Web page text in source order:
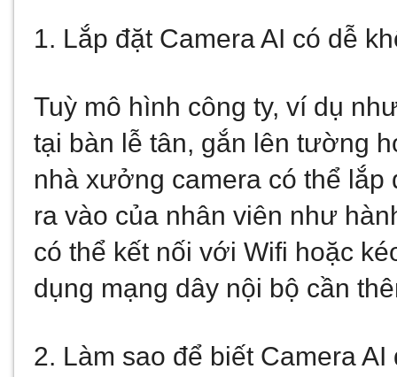
1. Lắp đặt Camera AI có dễ
Tuỳ mô hình công ty, ví dụ
tại bàn lễ tân, gắn lên tường
nhà xưởng camera có thể
ra vào của nhân viên như
có thể kết nối với Wifi hoặc
dụng mạng dây nội bộ cần
2. Làm sao để biết Camera